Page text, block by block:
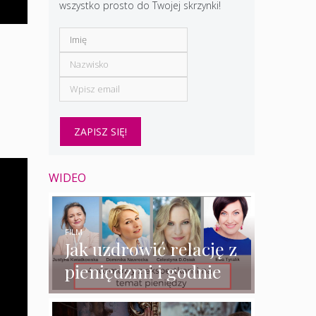
wszystko prosto do Twojej skrzynki!
WIDEO
Jak uzdrowić relację z
pieniędzmi i godnie
zarabiać? – 4
FILM